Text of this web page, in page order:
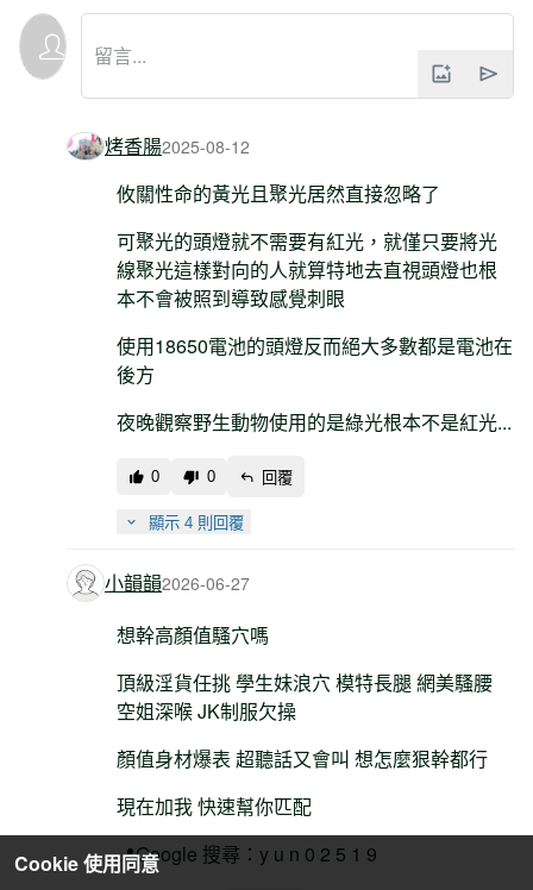
烤香腸2025-08-12
攸關性命的黃光且聚光居然直接忽略了
可聚光的頭燈就不需要有紅光，就僅只要將光
線聚光這樣對向的人就算特地去直視頭燈也根
本不會被照到導致感覺刺眼
使用18650電池的頭燈反而絕大多數都是電池在
後方
夜晚觀察野生動物使用的是綠光根本不是紅光...
0 0 回覆
顯示 4 則回覆
小韻韻2026-06-27
想幹高顏值騷穴嗎
頂級淫貨任挑 學生妹浪穴 模特長腿 網美騷腰
空姐深喉 JK制服欠操
顏值身材爆表 超聽話又會叫 想怎麼狠幹都行
現在加我 快速幫你匹配
📍Google 搜尋：y u n 0 2 5 1 9
Cookie 使用同意